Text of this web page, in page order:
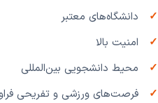
دانشگاه‌های معتبر
امنیت بالا
محیط دانشجویی بین‌المللی
فرصت‌های ورزشی و تفریحی